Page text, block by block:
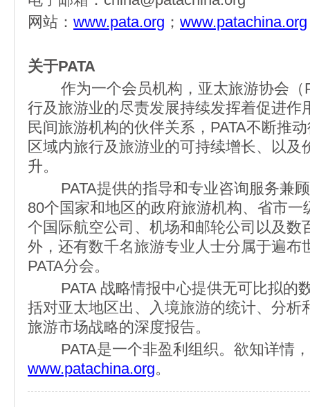
网站： www.pata.org ； www.patachina.org
关于PATA
作为一个会员机构，亚太旅游协会（
行及旅游业的尽责发展持续发挥着促进作
民间旅游机构的伙伴关系，PATA不断推
区域内旅行及旅游业的可持续增长、以及
升。
PATA提供的指导和专业咨询服务兼顾
80个国家和地区的政府旅游机构、省市一
个国际航空公司、机场和邮轮公司以及数
外，还有数千名旅游专业人士分属于遍布
PATA分会。
PATA 战略情报中心提供无可比拟的
括对亚太地区出、入境旅游的统计、分析
旅游市场战略的深度报告。
PATA是一个非盈利组织。欲知详情
www.patachina.org。